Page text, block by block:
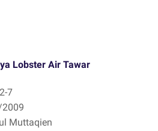
Lobster Air Tawar
7
Muttaqien